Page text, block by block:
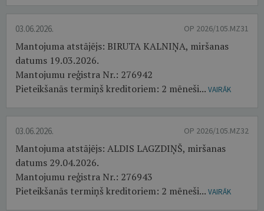
03.06.2026. OP 2026/105.MZ31
Mantojuma atstājējs: BIRUTA KALNIŅA, miršanas
datums 19.03.2026.
Mantojumu reģistra Nr.: 276942
Pieteikšanās termiņš kreditoriem: 2 mēneši... VAIRĀK
03.06.2026. OP 2026/105.MZ32
Mantojuma atstājējs: ALDIS LAGZDIŅŠ, miršanas
datums 29.04.2026.
Mantojumu reģistra Nr.: 276943
Pieteikšanās termiņš kreditoriem: 2 mēneši... VAIRĀK